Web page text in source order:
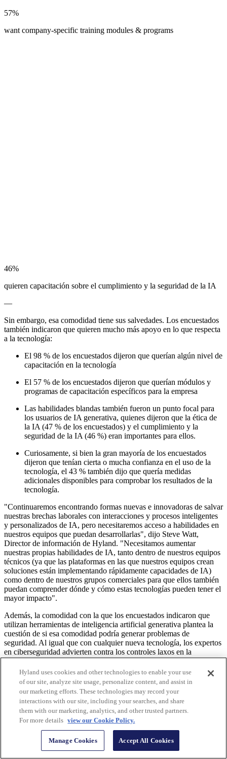
57%
want company-specific training modules & programs
46%
quieren capacitación sobre el cumplimiento y la seguridad de la IA
—
Sin embargo, esa comodidad tiene sus salvedades. Los encuestados
también indicaron que quieren mucho más apoyo en lo que respecta
a la tecnología:
El 98 % de los encuestados dijeron que querían algún nivel de
capacitación en la tecnología
El 57 % de los encuestados dijeron que querían módulos y
programas de capacitación específicos para la empresa
Las habilidades blandas también fueron un punto focal para
los usuarios de IA generativa, quienes dijeron que la ética de
la IA (47 % de los encuestados) y el cumplimiento y la
seguridad de la IA (46 %) eran importantes para ellos.
Curiosamente, si bien la gran mayoría de los encuestados
dijeron que tenían cierta o mucha confianza en el uso de la
tecnología, el 43 % también dijo que quería medidas
adicionales disponibles para comprobar los resultados de la
tecnología.
"Continuaremos encontrando formas nuevas e innovadoras de salvar
nuestras brechas laborales con interacciones y procesos inteligentes
y personalizados de IA, pero necesitaremos acceso a habilidades en
nuestros equipos que puedan desarrollarlas", dijo Steve Watt,
Director de información de Hyland. "Necesitamos aumentar
nuestras propias habilidades de IA, tanto dentro de nuestros equipos
técnicos (ya que las plataformas en las que nuestros equipos crean
soluciones están implementando rápidamente capacidades de IA)
como dentro de nuestros grupos comerciales para que ellos también
puedan comprender dónde y cómo estas tecnologías pueden tener el
mayor impacto".
Además, la comodidad con la que los encuestados indicaron que
utilizan herramientas de inteligencia artificial generativa plantea la
cuestión de si esa comodidad podría generar problemas de
seguridad. Al igual que con cualquier nueva tecnología, los expertos
en ciberseguridad advierten contra los controles laxos en la
implementación de estas herramientas.
"A pesar de que estos usuarios de IA generativa se sienten más
cómodos, debemos establecer procesos fundamentales para proteger
el medio ambiente y garantizar que estos usuarios sepan que la
seguridad es su responsabilidad", dijo Dylan Border, Director de
ciberseguridad de Hyland. "Los datos de la encuesta muestran que
estos usuarios son conscientes de su papel en la seguridad, ya que
indicaron que les gustaría recibir más formación y conocimientos.
Como empresas, podemos ofrecerlo para garantizar que brindamos
la mayor seguridad posible en toda la organización”.
Hyland uses cookies and other technologies to enable your use
of our site, analyze site usage, personalize content, and assist in
our marketing efforts. These technologies may record your
interactions with our site, including your searches, and share
them with our marketing, analytics, and other trusted partners.
For more details view our Cookie Policy.
Manage Cookies Accept All Cookies